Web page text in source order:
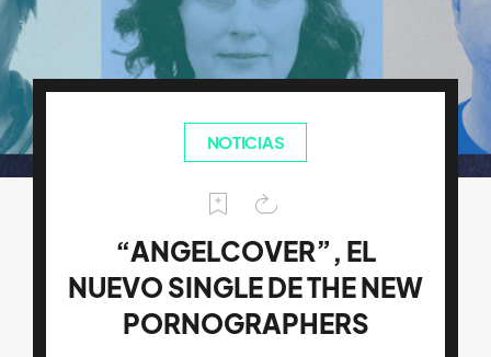
NOTICIAS
“ANGELCOVER”, EL
NUEVO SINGLE DE THE NEW
PORNOGRAPHERS